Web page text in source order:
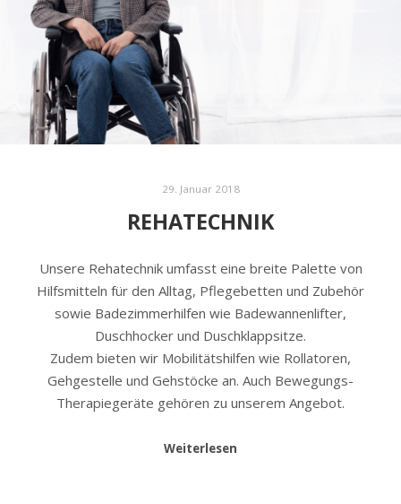
29. Januar 2018
REHATECHNIK
Unsere Rehatechnik umfasst eine breite Palette von
Hilfsmitteln für den Alltag, Pflegebetten und Zubehör
sowie Badezimmerhilfen wie Badewannenlifter,
Duschhocker und Duschklappsitze.
Zudem bieten wir Mobilitätshilfen wie Rollatoren,
Gehgestelle und Gehstöcke an. Auch Bewegungs-
Therapiegeräte gehören zu unserem Angebot.
Weiterlesen